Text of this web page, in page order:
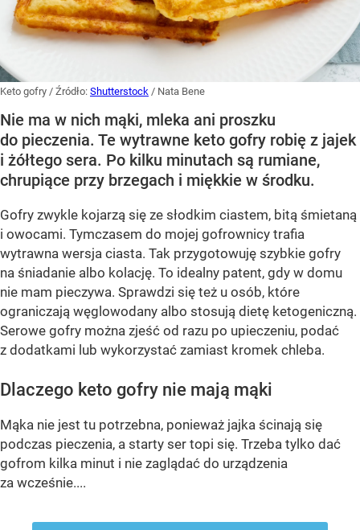
Keto gofry / Źródło: Shutterstock / Nata Bene
Nie ma w nich mąki, mleka ani proszku
do pieczenia. Te wytrawne keto gofry robię z jajek
i żółtego sera. Po kilku minutach są rumiane,
chrupiące przy brzegach i miękkie w środku.
Gofry zwykle kojarzą się ze słodkim ciastem, bitą śmietaną
i owocami. Tymczasem do mojej gofrownicy trafia
wytrawna wersja ciasta. Tak przygotowuję szybkie gofry
na śniadanie albo kolację. To idealny patent, gdy w domu
nie mam pieczywa. Sprawdzi się też u osób, które
ograniczają węglowodany albo stosują dietę ketogeniczną.
Serowe gofry można zjeść od razu po upieczeniu, podać
z dodatkami lub wykorzystać zamiast kromek chleba.
Dlaczego keto gofry nie mają mąki
Mąka nie jest tu potrzebna, ponieważ jajka ścinają się
podczas pieczenia, a starty ser topi się. Trzeba tylko dać
gofrom kilka minut i nie zaglądać do urządzenia
za wcześnie....